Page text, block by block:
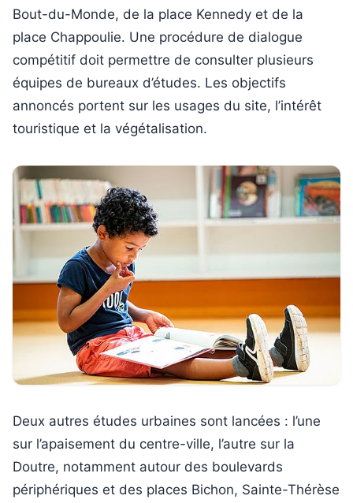
Bout-du-Monde, de la place Kennedy et de la
place Chappoulie. Une procédure de dialogue
compétitif doit permettre de consulter plusieurs
équipes de bureaux d’études. Les objectifs
annoncés portent sur les usages du site, l’intérêt
touristique et la végétalisation.
Deux autres études urbaines sont lancées : l’une
sur l’apaisement du centre-ville, l’autre sur la
Doutre, notamment autour des boulevards
périphériques et des places Bichon, Sainte-Thérèse